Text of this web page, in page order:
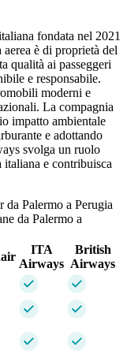
fondata nel 2021
è di proprietà del
qualità ai passeggeri
e responsabile.
moderni e
La compagnia
impatto ambientale
e adottando
svolga un ruolo
e contribuisca
Palermo a Perugia
da Palermo a
ITA
Airways
British
Airways